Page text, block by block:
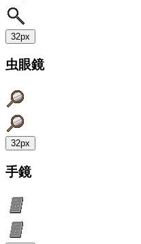
32px
虫眼鏡
32px
手鏡